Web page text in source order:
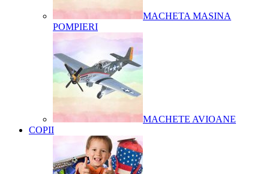
MACHETA MASINA
POMPIERI
MACHETE AVIOANE
COPII